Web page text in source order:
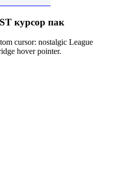
курсор пак
cursor: nostalgic League
hover pointer.